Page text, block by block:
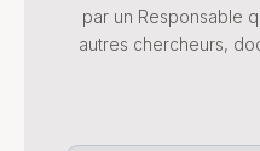
par un Responsable
autres chercheurs,